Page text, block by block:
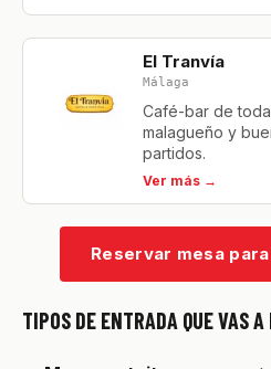
El Tranvía
Málaga
Café-bar de
malagueño y
partidos.
Ver más →
Reservar mesa
TIPOS DE ENTRADA QUE VAS